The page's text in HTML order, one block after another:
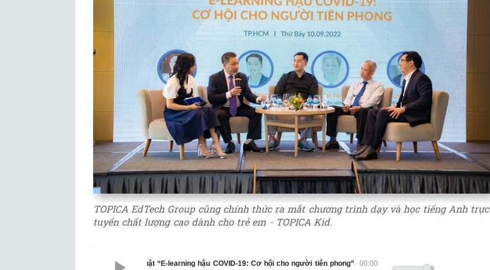
TOPICA EdTech Group cũng chính thức ra mắt chương trình dạy và học tiếng Anh trực
tuyến chất lượng cao dành cho trẻ em - TOPICA Kid.
00:00
Tọa đàm học thuật “E-learning hậu COVID-19: Cơ hội cho người tiên phong”